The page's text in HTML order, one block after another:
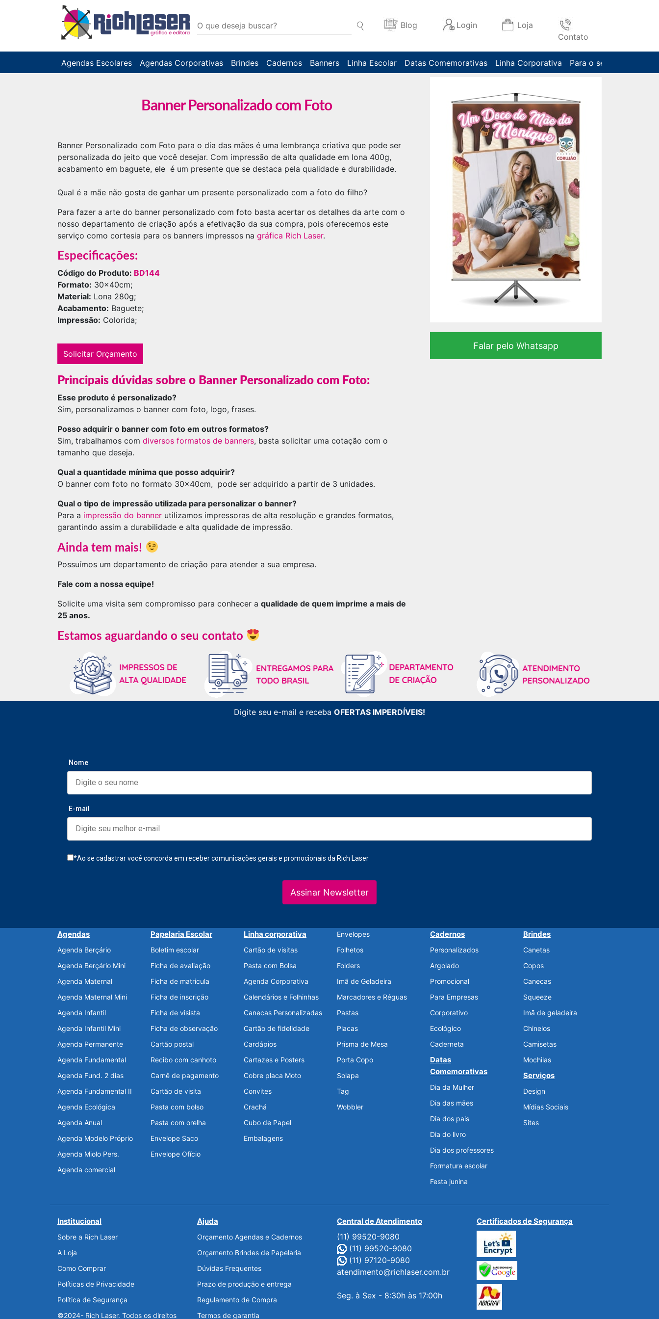
Blog Login
Loja
Contato
Agendas Escolares Agendas Corporativas Brindes Cadernos Banners Linha Escolar Datas Comemorativas Linha Corporativa Para o seu negócio
Falar pelo Whatsapp
Banner Personalizado com Foto
Banner Personalizado com Foto para o dia das mães é uma lembrança criativa que pode ser
personalizada do jeito que você desejar. Com impressão de alta qualidade em lona 400g,
acabamento em baguete, ele é um presente que se destaca pela qualidade e durabilidade.
Qual é a mãe não gosta de ganhar um presente personalizado com a foto do filho?
Para fazer a arte do banner personalizado com foto basta acertar os detalhes da arte com o
nosso departamento de criação após a efetivação da sua compra, pois oferecemos este
serviço como cortesia para os banners impressos na gráfica Rich Laser.
Especificações:
Código do Produto: BD144
Formato: 30x40cm;
Material: Lona 280g;
Acabamento: Baguete;
Impressão: Colorida;
Solicitar Orçamento
Principais dúvidas sobre o Banner Personalizado com Foto:
Esse produto é personalizado?
Sim, personalizamos o banner com foto, logo, frases.
Posso adquirir o banner com foto em outros formatos?
Sim, trabalhamos com diversos formatos de banners, basta solicitar uma cotação com o
tamanho que deseja.
Qual a quantidade mínima que posso adquirir?
O banner com foto no formato 30x40cm, pode ser adquirido a partir de 3 unidades.
Qual o tipo de impressão utilizada para personalizar o banner?
Para a impressão do banner utilizamos impressoras de alta resolução e grandes formatos,
garantindo assim a durabilidade e alta qualidade de impressão.
Ainda tem mais!
Possuímos um departamento de criação para atender a sua empresa.
Fale com a nossa equipe!
Solicite uma visita sem compromisso para conhecer a qualidade de quem imprime a mais de
25 anos.
Estamos aguardando o seu contato
Digite seu e-mail e receba OFERTAS IMPERDÍVEIS!
Nome
E-mail
*Ao se cadastrar você concorda em receber comunicações gerais e promocionais da Rich Laser
Assinar Newsletter
Agendas
Agenda Berçário
Agenda Berçário Mini
Agenda Maternal
Agenda Maternal Mini
Agenda Infantil
Agenda Infantil Mini
Agenda Permanente
Agenda Fundamental
Agenda Fund. 2 dias
Agenda Fundamental II
Agenda Ecológica
Agenda Anual
Agenda Modelo Próprio
Agenda Miolo Pers.
Agenda comercial
Papelaria Escolar
Boletim escolar
Ficha de avaliação
Ficha de matricula
Ficha de inscrição
Ficha de visista
Ficha de observação
Cartão postal
Recibo com canhoto
Carnê de pagamento
Cartão de visita
Pasta com bolso
Pasta com orelha
Envelope Saco
Envelope Ofício
Linha corporativa
Cartão de visitas
Pasta com Bolsa
Agenda Corporativa
Calendários e Folhinhas
Canecas Personalizadas
Cartão de fidelidade
Cardápios
Cartazes e Posters
Cobre placa Moto
Convites
Crachá
Cubo de Papel
Embalagens
Envelopes
Folhetos
Folders
Imã de Geladeira
Marcadores e Réguas
Pastas
Placas
Prisma de Mesa
Porta Copo
Solapa
Tag
Wobbler
Cadernos
Personalizados
Argolado
Promocional
Para Empresas
Corporativo
Ecológico
Caderneta
Datas
Comemorativas
Dia da Mulher
Dia das mães
Dia dos pais
Dia do livro
Dia dos professores
Formatura escolar
Festa junina
Brindes
Canetas
Copos
Canecas
Squeeze
Imã de geladeira
Chinelos
Camisetas
Mochilas
Serviços
Design
Mídias Sociais
Sites
Institucional
Sobre a Rich Laser
A Loja
Como Comprar
Políticas de Privacidade
Política de Segurança
©2024- Rich Laser. Todos os direitos
Ajuda
Orçamento Agendas e Cadernos
Orçamento Brindes de Papelaria
Dúvidas Frequentes
Prazo de produção e entrega
Regulamento de Compra
Termos de garantia
Central de Atendimento
(11) 99520-9080
(11) 99520-9080
(11) 97120-9080
atendimento@richlaser.com.br
Seg. à Sex - 8:30h às 17:00h
Certificados de Segurança